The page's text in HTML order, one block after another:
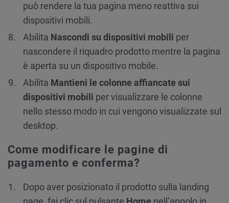
può rendere la tua pagina meno reattiva sui
dispositivi mobili.
Abilita Nascondi su dispositivi mobili per
nascondere il riquadro prodotto mentre la pagina
è aperta su un dispositivo mobile.
Abilita Mantieni le colonne affiancate sui
dispositivi mobili per visualizzare le colonne
nello stesso modo in cui vengono visualizzate sul
desktop.
Come modificare le pagine di
pagamento e conferma?
Dopo aver posizionato il prodotto sulla landing